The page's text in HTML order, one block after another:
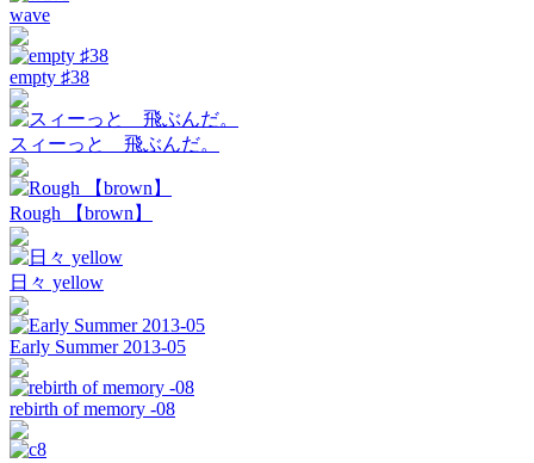
wave
empty ♯38
スィーっと 飛ぶんだ。
Rough 【brown】
日々 yellow
Early Summer 2013-05
rebirth of memory -08